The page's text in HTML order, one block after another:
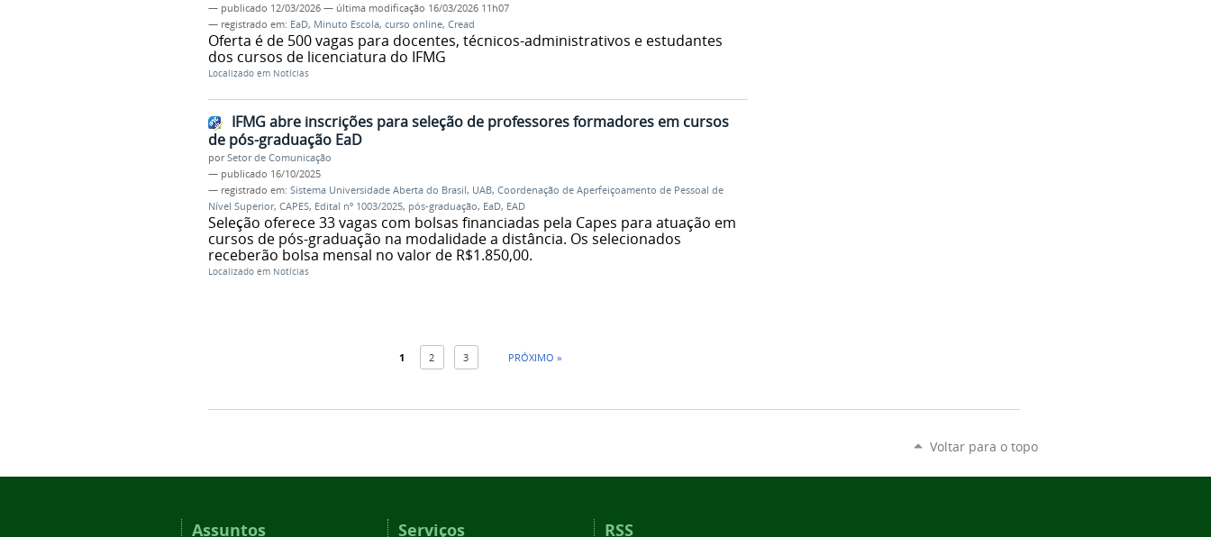
— publicado 12/03/2026 — última modificação 16/03/2026 11h07
— registrado em: EaD, Minuto Escola, curso online, Cread
Oferta é de 500 vagas para docentes, técnicos-administrativos e estudantes
dos cursos de licenciatura do IFMG
Localizado em Notícias
IFMG abre inscrições para seleção de professores formadores em cursos
de pós-graduação EaD
porSetor de Comunicação
— publicado 16/10/2025
— registrado em: Sistema Universidade Aberta do Brasil, UAB, Coordenação de Aperfeiçoamento de Pessoal de
Nível Superior, CAPES, Edital nº 1003/2025, pós-graduação, EaD, EAD
Seleção oferece 33 vagas com bolsas financiadas pela Capes para atuação em
cursos de pós-graduação na modalidade a distância. Os selecionados
receberão bolsa mensal no valor de R$1.850,00.
Localizado em Notícias
1 2 3 PRÓXIMO »
Voltar para o topo
Assuntos Serviços RSS